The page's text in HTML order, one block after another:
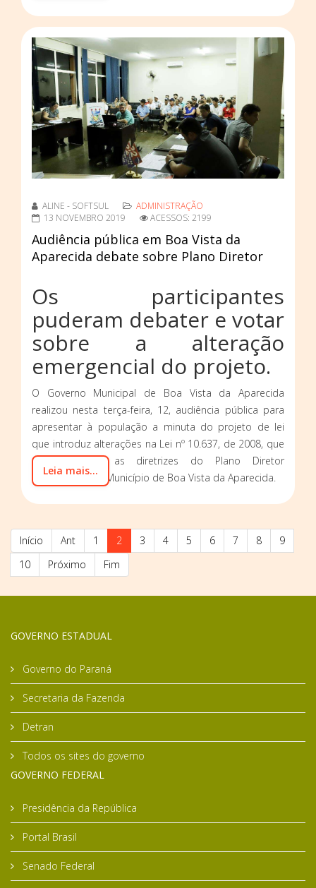
ALINE - SOFTSUL
ADMINISTRAÇÃO
13 NOVEMBRO 2019
ACESSOS: 2199
Audiência pública em Boa Vista da
Aparecida debate sobre Plano Diretor
Os participantes
puderam debater e votar
sobre a alteração
emergencial do projeto.
O Governo Municipal de Boa Vista da Aparecida
realizou nesta terça-feira, 12, audiência pública para
apresentar à população a minuta do projeto de lei
que introduz alterações na Lei nº 10.637, de 2008, que
dispõe sobre as diretrizes do Plano Diretor
Participativo do Município de Boa Vista da Aparecida.
Leia mais...
Início Ant 1 2 3 4 5 6 7 8
9
10
Próximo Fim
GOVERNO ESTADUAL
Governo do Paraná
Secretaria da Fazenda
Detran
Todos os sites do governo
GOVERNO FEDERAL
Presidência da República
Portal Brasil
Senado Federal